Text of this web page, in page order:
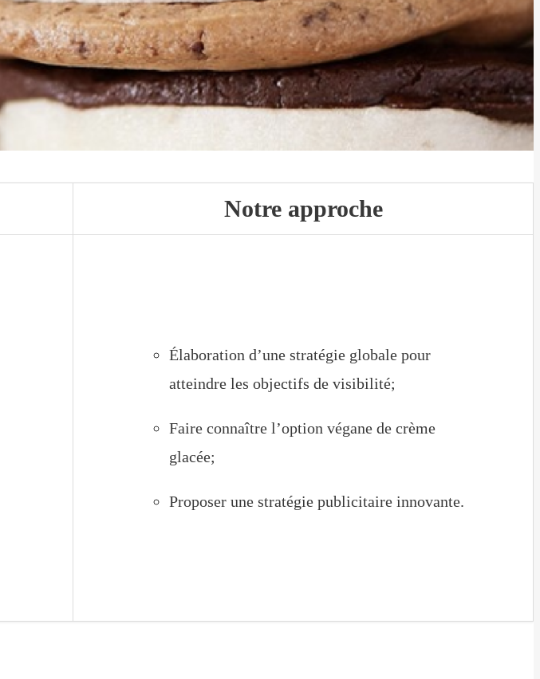
Notre approche
Élaboration d’une stratégie globale pour
atteindre les objectifs de visibilité;
Faire connaître l’option végane de crème
glacée;
Proposer une stratégie publicitaire innovante.